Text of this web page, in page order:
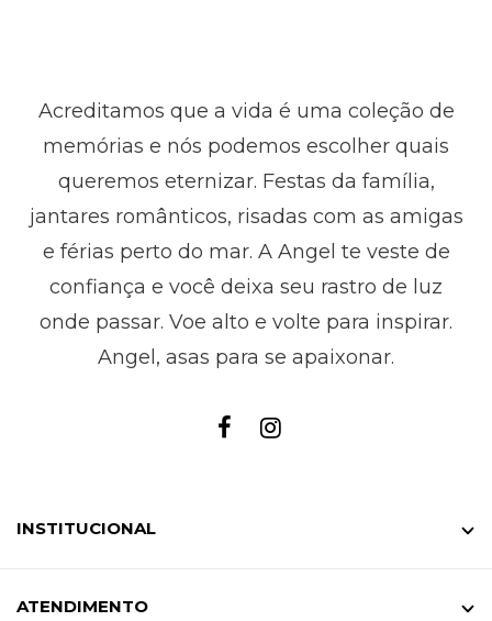
Acreditamos que a vida é uma coleção de
memórias e nós podemos escolher quais
queremos eternizar. Festas da família,
jantares românticos, risadas com as amigas
e férias perto do mar. A Angel te veste de
confiança e você deixa seu rastro de luz
onde passar. Voe alto e volte para inspirar.
Angel, asas para se apaixonar.
INSTITUCIONAL
ATENDIMENTO